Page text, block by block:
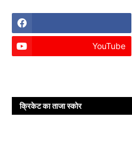
YouTube
क्रिकेट का ताजा स्कोर